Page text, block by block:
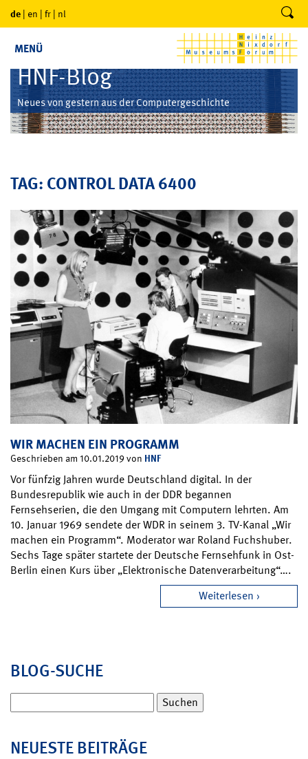
de | en | fr | nl
MENÜ
HNF-Blog
Neues von gestern aus der Computergeschichte
TAG: CONTROL DATA 6400
WIR MACHEN EIN PROGRAMM
Geschrieben am 10.01.2019 von HNF
Vor fünfzig Jahren wurde Deutschland digital. In der
Bundesrepublik wie auch in der DDR begannen
Fernsehserien, die den Umgang mit Computern lehrten. Am
10. Januar 1969 sendete der WDR in seinem 3. TV-Kanal „Wir
machen ein Programm“. Moderator war Roland Fuchshuber.
Sechs Tage später startete der Deutsche Fernsehfunk in Ost-
Berlin einen Kurs über „Elektronische Datenverarbeitung“….
Weiterlesen
BLOG-SUCHE
nach:
NEUESTE BEITRÄGE